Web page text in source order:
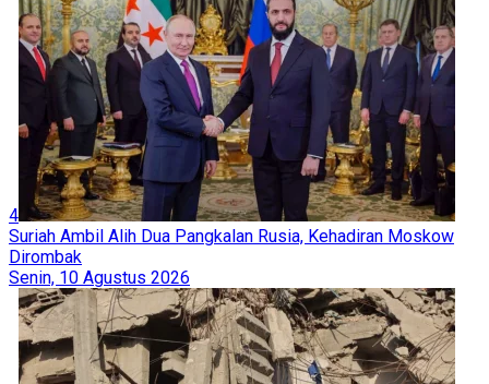
4
Suriah Ambil Alih Dua Pangkalan Rusia, Kehadiran Moskow
Dirombak
Senin, 10 Agustus 2026